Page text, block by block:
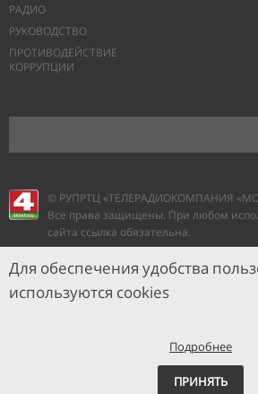
РАДИО
РУКОВОДСТВО
ПРОТИВОДЕЙСТВИЕ
КОРРУПЦИИ
© РУПРТЦ «ТЕЛЕРАДИОКОМПАНИЯ
Все права защищены. При любом
сайта ссылка обязательна.
Для обеспечения удобства
используются cookies
Подробнее
ПРИНЯТЬ